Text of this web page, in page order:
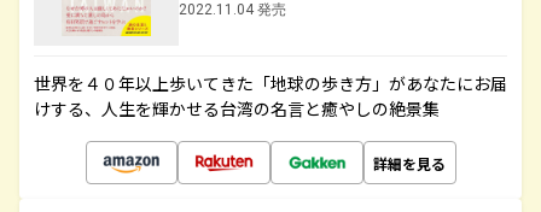
2022.11.04 発売
世界を４０年以上歩いてきた「地球の歩き方」があなたにお届
けする、人生を輝かせる台湾の名言と癒やしの絶景集
詳細を見る